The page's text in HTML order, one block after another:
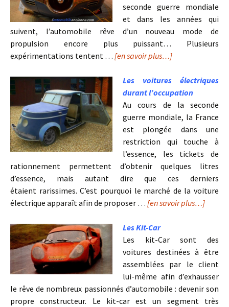
seconde guerre mondiale
et dans les années qui
suivent, l’automobile rêve d’un nouveau mode de
propulsion encore plus puissant… Plusieurs
expérimentations tentent … [en savoir plus…]
Les voitures électriques
durant l’occupation
Au cours de la seconde
guerre mondiale, la France
est plongée dans une
restriction qui touche à
l’essence, les tickets de
rationnement permettent d’obtenir quelques litres
d’essence, mais autant dire que ces derniers
étaient rarissimes. C’est pourquoi le marché de la voiture
électrique apparaît afin de proposer … [en savoir plus…]
Les Kit-Car
Les kit-Car sont des
voitures destinées à être
assemblées par le client
lui-même afin d’exhausser
le rêve de nombreux passionnés d’automobile : devenir son
propre constructeur. Le kit-car est un segment très